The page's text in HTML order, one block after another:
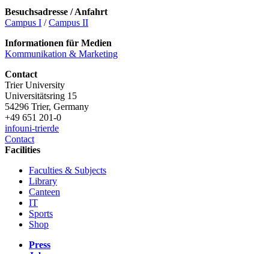
Besuchsadresse / Anfahrt
Campus I /Campus II
Informationen für Medien
Kommunikation & Marketing
Contact
Trier University
Universitätsring 15
54296 Trier, Germany
+49 651 201-0
infouni-trierde
Contact
Facilities
Faculties & Subjects
Library
Canteen
IT
Sports
Shop
Press